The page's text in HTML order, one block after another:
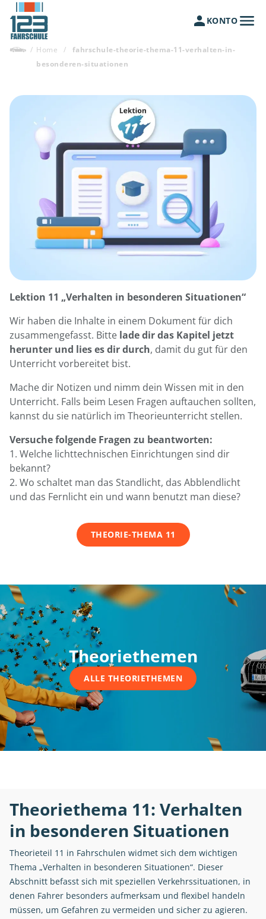
KONTO
/ Home /
fahrschule-theorie-thema-11-verhalten-in-
besonderen-situationen
Lektion 11 „Verhalten in besonderen Situationen“
Wir haben die Inhalte in einem Dokument für dich
zusammengefasst. Bitte lade dir das Kapitel jetzt
herunter und lies es dir durch, damit du gut für den
Unterricht vorbereitet bist.
Mache dir Notizen und nimm dein Wissen mit in den
Unterricht. Falls beim Lesen Fragen auftauchen sollten,
kannst du sie natürlich im Theorieunterricht stellen.
Versuche folgende Fragen zu beantworten:
1. Welche lichttechnischen Einrichtungen sind dir
bekannt?
2. Wo schaltet man das Standlicht, das Abblendlicht
und das Fernlicht ein und wann benutzt man diese?
THEORIE-THEMA 11
Theoriethemen
ALLE THEORIETHEMEN
Theoriethema 11: Verhalten
in besonderen Situationen
Theorieteil 11 in Fahrschulen widmet sich dem wichtigen
Thema „Verhalten in besonderen Situationen“. Dieser
Abschnitt befasst sich mit speziellen Verkehrssituationen, in
denen Fahrer besonders aufmerksam und flexibel handeln
müssen, um Gefahren zu vermeiden und sicher zu agieren.